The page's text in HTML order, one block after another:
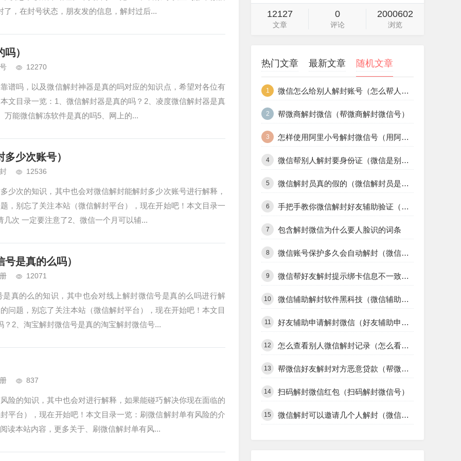
，在封号状态，朋友发的信息，解封过后...
）
12270
谱吗，以及微信解封神器是真的吗对应的知识点，希望对各位有
文目录一览：1、微信解封器是真的吗？2、凌度微信解封器是真
万能微信解冻软件是真的吗5、网上的...
少次账号）
12536
少次的知识，其中也会对微信解封能解封多少次账号进行解释，
，别忘了关注本站（微信解封平台），现在开始吧！本文目录一
次 一定要注意了2、微信一个月可以辅...
是真的么吗）
12071
真的么的知识，其中也会对线上解封微信号是真的么吗进行解
问题，别忘了关注本站（微信解封平台），现在开始吧！本文目
2、淘宝解封微信号是真的淘宝解封微信号...
837
险的知识，其中也会对进行解释，如果能碰巧解决你现在面临的
平台），现在开始吧！本文目录一览：刷微信解封单有风险的介
读本站内容，更多关于、刷微信解封单有风...
12127
文章
0
评论
2000602
浏览
热门文章 最新文章 随机文章
1 微信屏蔽附近的人如何解封（微信附近的人解封办法）
2 怎样可以解封微信号（怎样解封微信号最快）
3 微信功能解封链接（微信功能解封链接在哪里）
4 微信账号保护多久会自动解封（微信封了多久会自动解封）
5 微信自动解封神器免费（解封永久微信神器）
6 帮别人解封微信能赚多少钱（微信帮别人解封多少钱一次）
7 微信电话停机解封不了怎么办（微信电话停机解封不了怎么办呀）
8 手把手教你微信解封好友辅助验证（微信好友辅助验证解封过程）
9 微信加好友备用解封单（微信单向好友可以辅助解封吗）
10 做解封微信号会被盗吗（微信号被盗能把号封了吗）
11 微信刚刚解封可以收款吗（微信封了可以收款吗）
12 怎样使用阿里小号解封微信号（用阿里小号可以注册微信吗）
13 微信群被人举报了怎么解封（把微信群举报了怎么解封）
14 微信帮好友解封提示绑卡信息不一致（微信辅助好友验证绑卡信息不一致）
15 微信帮别人解封要身份证（微信是别人实名,解封需要身份证该怎么办）